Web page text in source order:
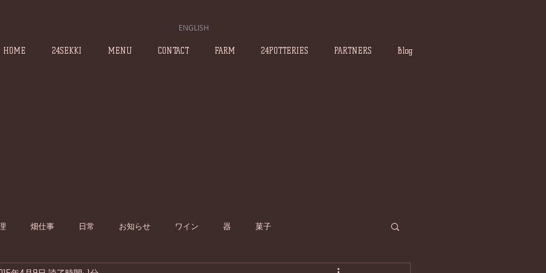
HOME 24SEKKI MENU CONTACT FARM 24POTTERIES PARTNERS Blog
畑仕事 日常 お知らせ ワイン 器 菓子
ENGLISH